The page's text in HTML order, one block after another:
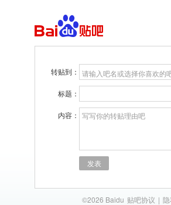
转贴到： 请输入吧名或选择你喜欢的
标题：
内容： 写写你的转贴理由吧
发表
©2026 Baidu 贴吧协议 |